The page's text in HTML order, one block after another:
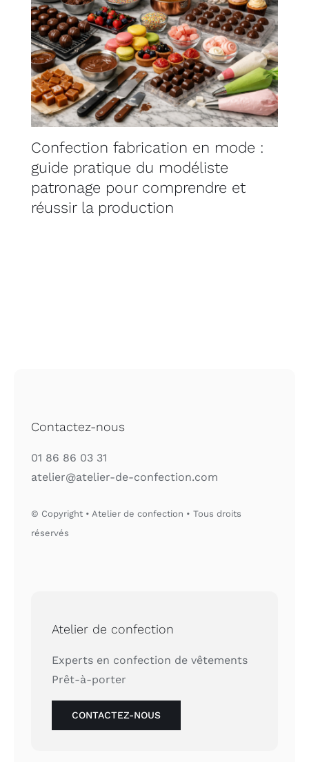
Confection fabrication en mode :
guide pratique du modéliste
patronage pour comprendre et
réussir la production
Contactez-nous
01 86 86 03 31
atelier@atelier-de-confection.com
© Copyright • Atelier de confection • Tous droits
réservés
Atelier de confection
Experts en confection de vêtements
Prêt-à-porter
CONTACTEZ-NOUS